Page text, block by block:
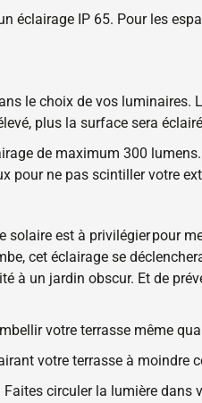
éclairage IP 65. Pour les
le choix de vos luminaires.
plus la surface sera
de maximum 300
pour ne pas scintiller votre
est à privilégier pour
cet éclairage se
à un jardin obscur. Et de
votre terrasse même
votre terrasse à moindre
circuler la lumière